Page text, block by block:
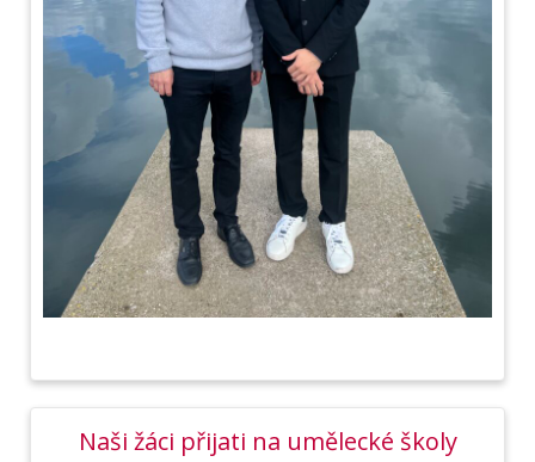
Naši žáci přijati na umělecké školy